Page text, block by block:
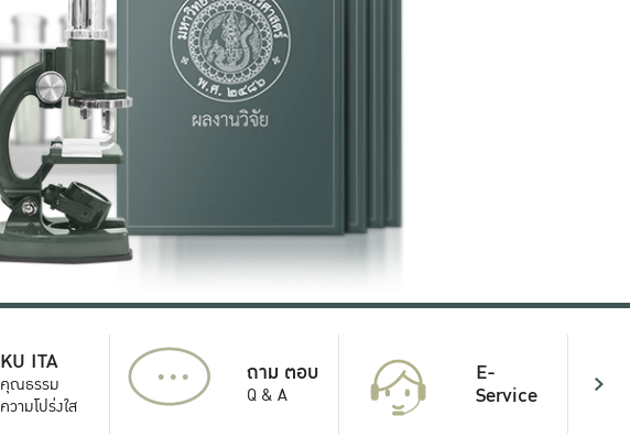
KU ITA
คุณธรรม
ความโปร่งใส
... ถาม ตอบ
Q & A
E-
Service